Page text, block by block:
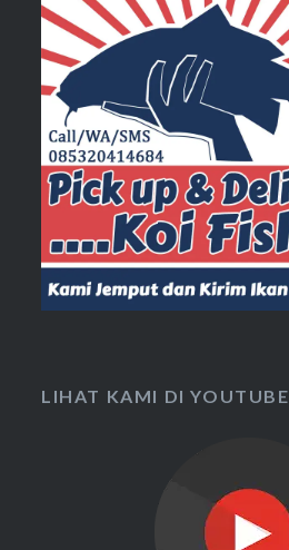
LIHAT KAMI DI YOUTUBE